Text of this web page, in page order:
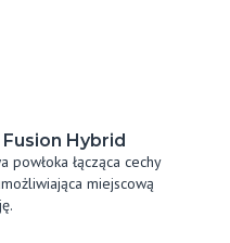
Hybrid
powłoka łącząca cechy
miejscową